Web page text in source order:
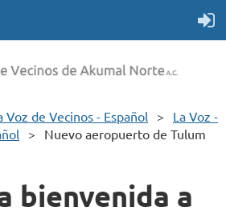
Voz de Vecinos - Español
La Voz -
Nuevo aeropuerto de Tulum
bienvenida a